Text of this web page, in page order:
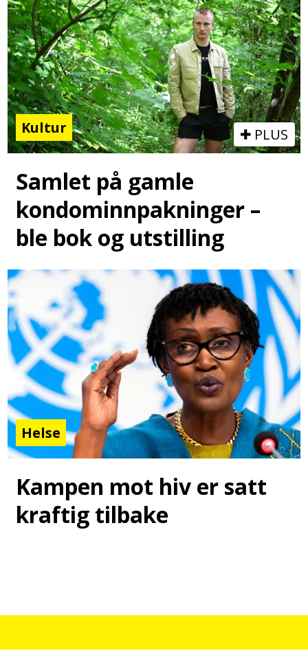
Kultur PLUS
Samlet på gamle
kondominnpakninger –
ble bok og utstilling
Helse
Kampen mot hiv er satt
kraftig tilbake